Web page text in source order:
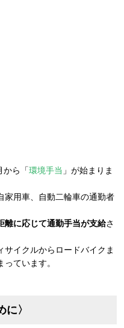
から「環境手当 」が始まりま
家用車、自動二輪車の通勤者
離に応じて通勤手当が支給さ
イクルからロードバイクま
ています。
に〉